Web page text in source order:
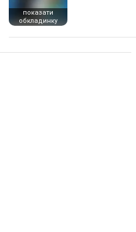
показати
обкладинку